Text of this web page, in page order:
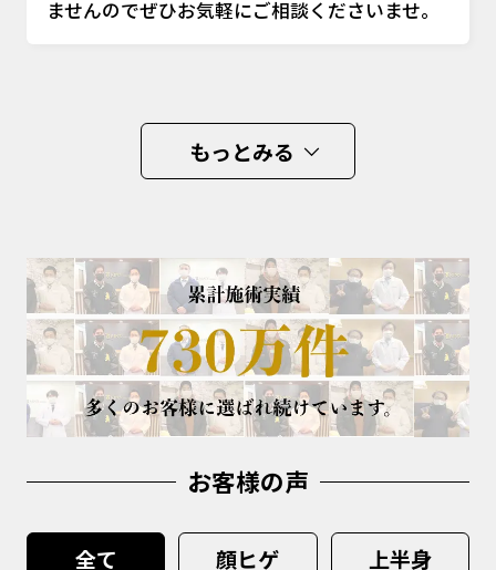
ませんのでぜひお気軽にご相談くださいませ。
もっとみる
お客様の声
全て 顔ヒゲ 上半身